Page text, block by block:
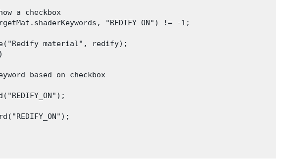
a checkbox
"REDIFY_ON") != -1;
material", redify);
based on checkbox